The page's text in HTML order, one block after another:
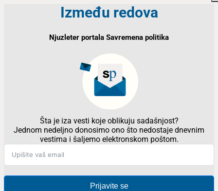
Između redova
Njuzleter portala Savremena politika
Šta je iza vesti koje oblikuju sadašnjost?
Jednom nedeljno donosimo ono što nedostaje dnevnim
vestima i šaljemo elektronskom poštom.
Prijavite se